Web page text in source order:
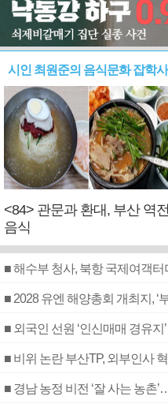
시인 최원준의 음식문화 잡학
<84> 관문과 환대, 부산 역전
음식
■ 해수부 청사, 북항 국제여객
■ 2028 유엔 해양총회 개최지, ‘
■ 외국인 선원 ‘인신매매 경유
■ 비위 논란 부산TP, 외부인사
■ 경남 농정 비전 ‘잘 사는 농촌